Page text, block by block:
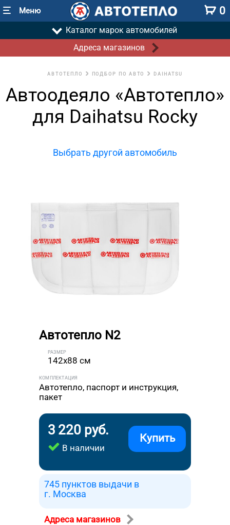
Меню 0
Каталог марок автомобилей
Адреса магазинов
АВТОТЕПЛО ПОДБОР ПО АВТО DAIHATSU
Автоодеяло «Автотепло»
для Daihatsu Rocky
Выбрать другой автомобиль
Автотепло N2
РАЗМЕР
142x88 см
КОМПЛЕКТАЦИЯ
Автотепло, паспорт и инструкция,
пакет
3 220 руб.
В наличии
Купить
745 пунктов выдачи в
г. Москва
Адреса магазинов